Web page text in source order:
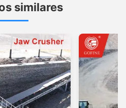
similares